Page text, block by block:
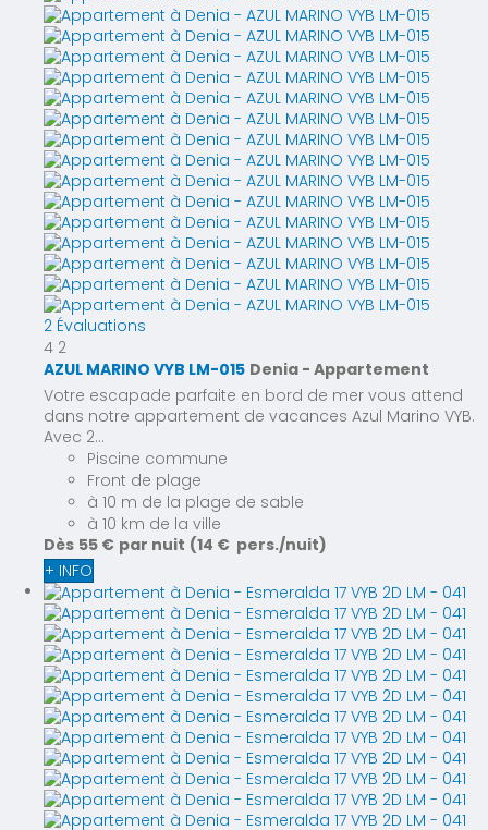
2 Évaluations
4 2
AZUL MARINO VYB LM-015 Denia - Appartement
Votre escapade parfaite en bord de mer vous attend
dans notre appartement de vacances Azul Marino VYB.
Avec 2...
Piscine commune
Front de plage
à 10 m de la plage de sable
à 10 km de la ville
Dès 55 € par nuit (14 € pers./nuit)
+ INFO